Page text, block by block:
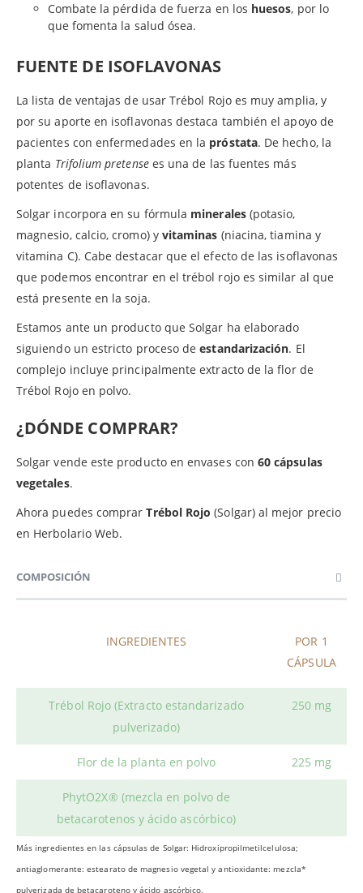
Combate la pérdida de fuerza en los huesos, por lo
que fomenta la salud ósea.
FUENTE DE ISOFLAVONAS
La lista de ventajas de usar Trébol Rojo es muy amplia, y
por su aporte en isoflavonas destaca también el apoyo de
pacientes con enfermedades en la próstata. De hecho, la
planta Trifolium pretensees una de las fuentes más
potentes de isoflavonas.
Solgar incorpora en su fórmula minerales(potasio,
magnesio, calcio, cromo) y vitaminas (niacina, tiamina y
vitamina C). Cabe destacar que el efecto de las isoflavonas
que podemos encontrar en el trébol rojo es similar al que
está presente en la soja.
Estamos ante un producto que Solgar ha elaborado
siguiendo un estricto proceso deestandarización. El
complejo incluye principalmente extracto de la flor de
Trébol Rojo en polvo.
¿DÓNDE COMPRAR?
Solgar vende este producto en envases con 60 cápsulas
vegetales.
Ahora puedes comprarTrébol Rojo (Solgar) al mejor precio
en Herbolario Web.
COMPOSICIÓN
INGREDIENTES
POR 1
CÁPSULA
Trébol Rojo (Extracto estandarizado
pulverizado)
250 mg
Flor de la planta en polvo 225 mg
PhytO2X® (mezcla en polvo de
betacarotenos y ácido ascórbico)
Más ingredientes en las cápsulas de Solgar: Hidroxipropilmetilcelulosa;
antiaglomerante: estearato de magnesio vegetal y antioxidante: mezcla*
pulverizada de betacaroteno y ácido ascórbico.